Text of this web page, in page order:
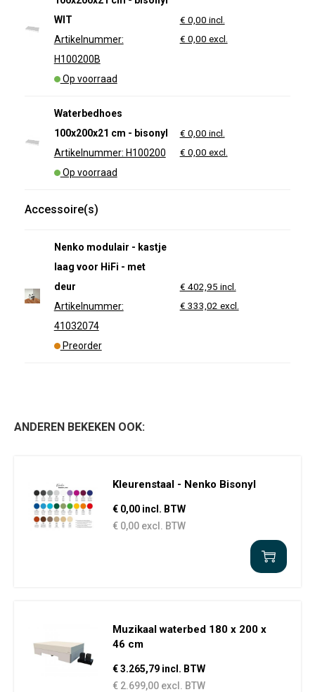
WIT
Artikelnummer:
H100200B
Op voorraad
€ 0,00 incl.
€ 0,00 excl.
Waterbedhoes
100x200x21 cm - bisonyl
Artikelnummer: H100200
Op voorraad
€ 0,00 incl.
€ 0,00 excl.
Accessoire(s)
Nenko modulair - kastje
laag voor HiFi - met
deur
Artikelnummer:
41032074
Preorder
€ 402,95 incl.
€ 333,02 excl.
ANDEREN BEKEKEN OOK:
Kleurenstaal - Nenko Bisonyl
€ 0,00 incl. BTW
€ 0,00 excl. BTW
Muzikaal waterbed 180 x 200 x
46 cm
€ 3.265,79 incl. BTW
€ 2.699,00 excl. BTW